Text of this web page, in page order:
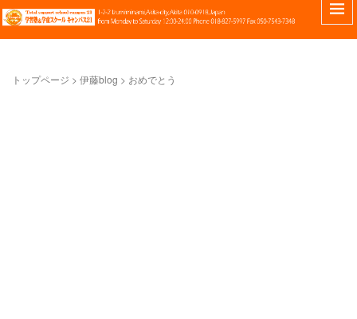
トップページ > 伊藤blog > おめでとう